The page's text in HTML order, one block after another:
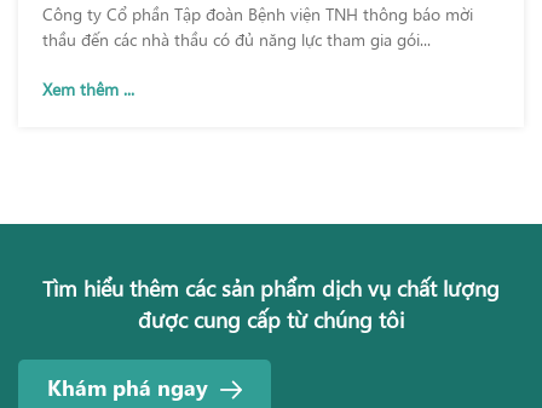
Công ty Cổ phần Tập đoàn Bệnh viện TNH thông báo mời
thầu đến các nhà thầu có đủ năng lực tham gia gói...
Xem thêm ...
Tìm hiểu thêm các sản phẩm dịch vụ chất lượng
được cung cấp từ chúng tôi
Khám phá ngay